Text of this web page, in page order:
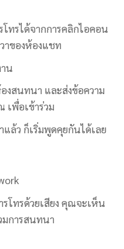
ทรได้จากการคลิกไอคอน
าของห้องแชท
น
งสนทนา และส่งข้อความ
พื่อเข้าร่วม
แล้ว ก็เริ่มพูดคุยกันได้เลย
โทรด้วยเสียง คุณจะเห็น
มการสนทนา